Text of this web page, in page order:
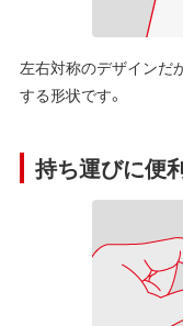
左右対称のデザインだ
する形状です。
持ち運びに便